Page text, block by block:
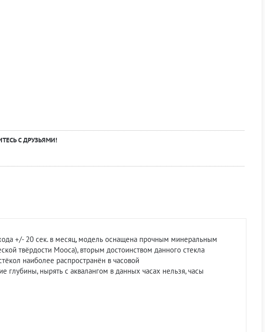
С ДРУЗЬЯМИ!
+/- 20 сек. в месяц, модель оснащена прочным минеральным
твёрдости Мооса), вторым достоинством данного стекла
наиболее распространён в часовой
глубины, нырять с аквалангом в данных часах нельзя, часы